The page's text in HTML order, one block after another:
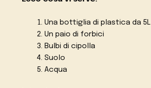
Una bottiglia di plastica da 5L
Un paio di forbici
Bulbi di cipolla
Suolo
Acqua